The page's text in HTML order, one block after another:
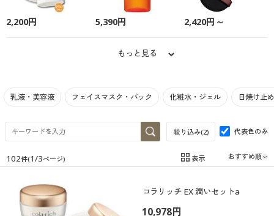
ジュニア・ティーンズ下着
メンズ下着
寝具・インテリア・家具通販すべて
美容・健康
美容・健康通販すべて
制服・スクール
ジュニア・ティーンズ下着
大きいサイズ通販すべて
大きいサイズ レディース服
大きいサイズ メンズ
バーゲン
バーゲンセール
詳細検索
カタログ
2,200円 5,390円 2,420円～
もっと見る
乳液・美容液 フェイスマスク・パック 化粧水・ジェル 日焼け止
絞り込み(2) 代表色のみ
在庫 在庫のある商品のみ表示
カテゴリ
102件(1/3ページ) 表示
コラリッチ EX 潤いセットa
10,978円